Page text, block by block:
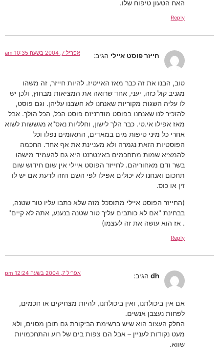
האח הטעון טיפוח שלו.
Reply
חייזר פוסט איילי הגיב: אפריל 7, 2004 בשעה 10:35 am
טוב, הבנו את זה כבר מאז האייטיז. להיות חייזר, זה משהו
מגניב קול כזה, יעני, אחד שרואה את המציאות מבחוץ, ולכן יש
לו עליה השגות מקוריות שאנחנו לא חשבנו עליהן. וגם פוסט,
להזכיר לנו שאנחנו בפוסט מודרניזם פוסט הכל, הכל הולך. אבל
מאז אפילו אי.טי. כבר הלך לישון, וחלליות נאס"א מגששות לשוא
אחרי כל מיני טיפות מים במאדים, התאומים נפלו וכל
הפוסטיות הזאת נגמרה ולא מעניינת את אף אחד. החכמה
להמציא שמות מתחכמים באינטרנט היא גם להעמיד מישהו
בשר ודם מאחוריהם. לחייזר הפוסט איילי אין שום חידוש שום
תחכום ואנחנו לא יכולים אפילו לפי השם הזה לדעת אם יש לו
זין או כוס.
(החייזר הפוסט איילי מתוסכל מזה שלא כתבו עליו טור שטנה,
בבחינת "אם לא כותבים עליך טור שטנה בנענע, אתה לא קיים"
. אז הוא עושה את זה לעצמו)
Reply
dh הגיב: אפריל 7, 2004 בשעה 12:24 pm
אם אין ביכולתנו, ואין ביכולתנו, להיות מצחיקים או חכמים,
לפחות נעצבן אנשים.
החלק העצוב הוא שיש ברשימת הביקורת גם תוכן מסוים, ולא
מעט נקודות לעניין – אבל הם צפות בים של רוע והתחכמויות
שווא.